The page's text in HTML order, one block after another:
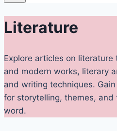
Literature
Explore articles on
and modern works, literary
and writing techniques.
for storytelling, themes,
word.